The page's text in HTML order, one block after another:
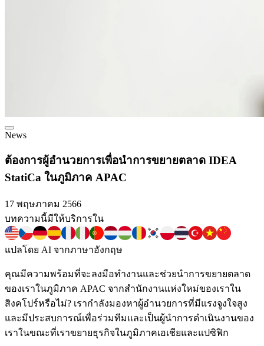
News
ต้องการผู้อำนวยการเพื่อนำการขยายตลาด IDEA
StatiCa ในภูมิภาค APAC
17 พฤษภาคม 2566
บทความนี้มีให้บริการใน
แปลโดย AI จากภาษาอังกฤษ
คุณมีความพร้อมที่จะลงมือทำงานและช่วยนำการขยายตลาด
ของเราในภูมิภาค APAC จากสำนักงานแห่งใหม่ของเราใน
สิงคโปร์หรือไม่? เรากำลังมองหาผู้อำนวยการที่มีแรงจูงใจสูง
และมีประสบการณ์เพื่อร่วมทีมและเป็นผู้นำการดำเนินงานของ
เราในขณะที่เราขยายธุรกิจในภูมิภาคเอเชียและแปซิฟิก